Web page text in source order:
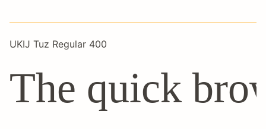
UKIJ Tuz Regular 400
The quick